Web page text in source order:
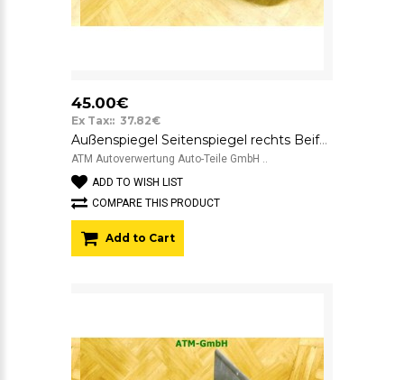
45.00€
Ex Tax:: 37.82€
Außenspiegel Seitenspiegel rechts Beifahrerseite mechanisch VW Fox
ATM Autoverwertung Auto-Teile GmbH ..
ADD TO WISH LIST
COMPARE THIS PRODUCT
Add to Cart